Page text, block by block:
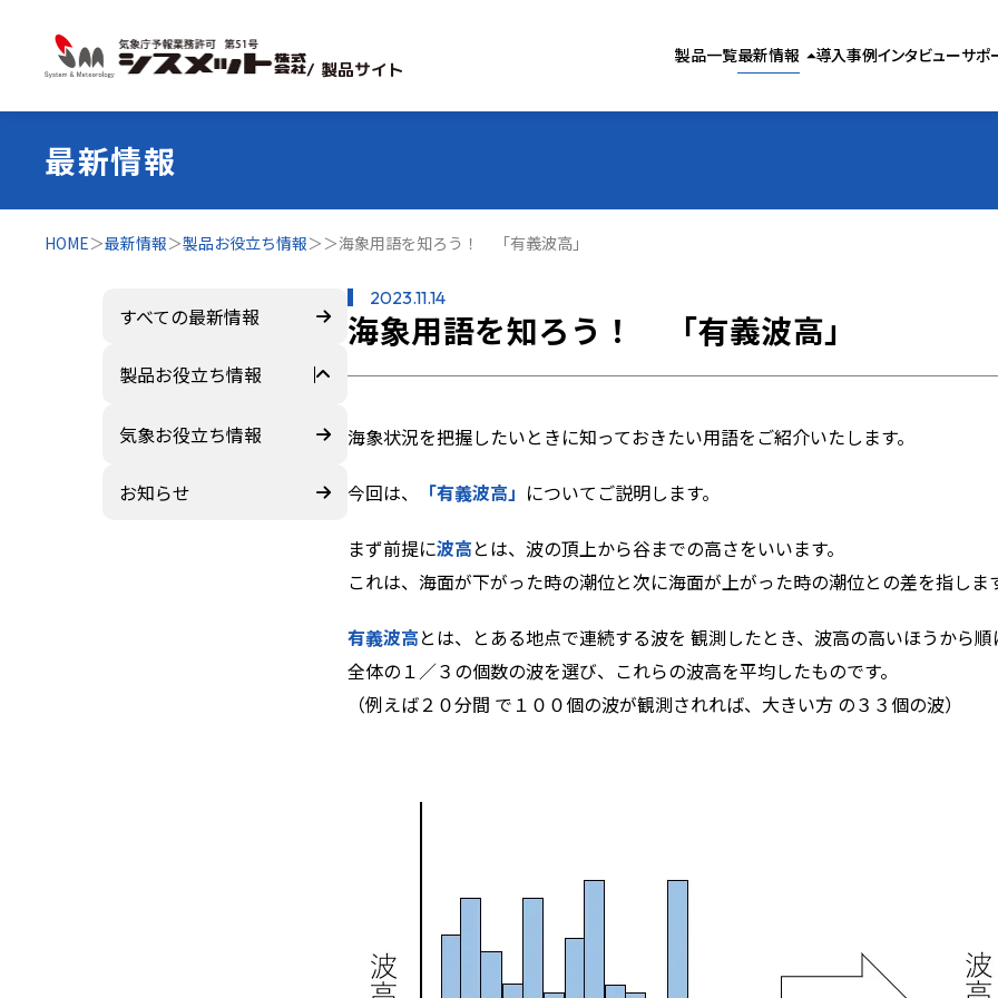
/ 製品サイト
製品一覧最新情報 arrow_drop_up
気象お役立ち情報
導入事例インタビューサポ
最新情報
HOME＞最新情報＞製品お役立ち情報＞ ＞海象用語を知ろう！ 「有義波高」
すべての最新情報
製品お役立ち情報
すべて
ZEROSAI X-AI
気象お役立ち情報
お知らせ
2023.11.14
海象用語を知ろう！ 「有義波高」
海象状況を把握したいときに知っておきたい用語をご紹介いたします。
今回は、 「有義波高」 についてご説明します。
まず前提に波高とは、波の頂上から谷までの高さをいいます。
これは、海面が下がった時の潮位と次に海面が上がった時の潮位との差を指しま
有義波高とは、とある地点で連続する波を 観測したとき、波高の高いほうから順
全体の１／３の個数の波を選び、これらの波高を平均したものです。
（例えば２０分間 で１００個の波が観測されれば、大きい方 の３３個の波）